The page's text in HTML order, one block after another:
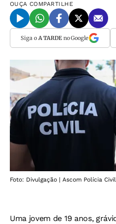
OUÇA COMPARTILHE
Siga o A TARDEno Google
Foto: Divulgação | Ascom Polícia Civil
Uma jovem de 19 anos,